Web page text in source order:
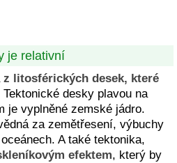
je relativní
z litosférických desek, které
Tektonické desky plavou na
je vyplněné zemské jádro.
za zemětřesení, výbuchy
A také tektonika,
efektem, který by